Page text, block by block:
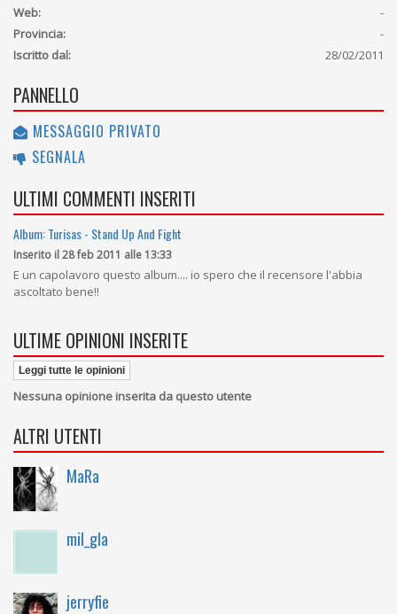
Web:
-
Provincia:
-
Iscritto dal:
28/02/2011
PANNELLO
MESSAGGIO PRIVATO
SEGNALA
ULTIMI COMMENTI INSERITI
Album: Turisas - Stand Up And Fight
Inserito il 28 feb 2011 alle 13:33
E un capolavoro questo album.... io spero che il recensore l'abbia
ascoltato bene!!
ULTIME OPINIONI INSERITE
Leggi tutte le opinioni
Nessuna opinione inserita da questo utente
ALTRI UTENTI
MaRa
mil_gla
jerryfie